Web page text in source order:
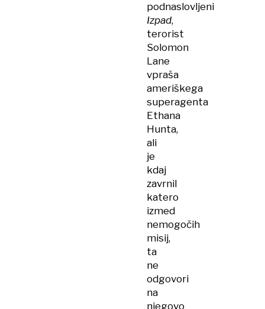
podnaslovljeni
Izpad,
terorist
Solomon
Lane
vpraša
ameriškega
superagenta
Ethana
Hunta,
ali
je
kdaj
zavrnil
katero
izmed
nemogočih
misij,
ta
ne
odgovori
na
njegovo